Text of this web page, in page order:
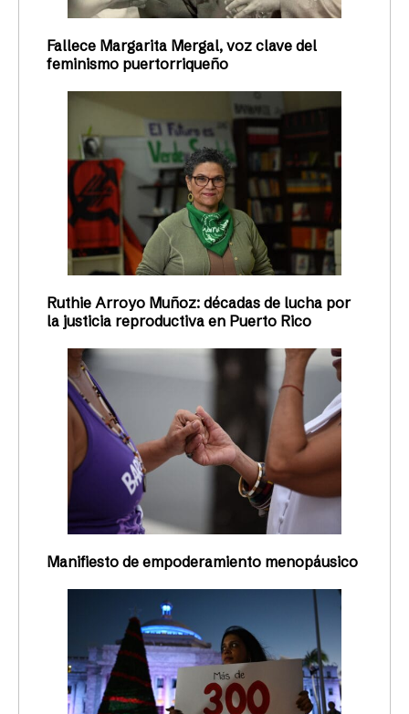
Fallece Margarita Mergal, voz clave del
feminismo puertorriqueño
Ruthie Arroyo Muñoz: décadas de lucha por
la justicia reproductiva en Puerto Rico
Manifiesto de empoderamiento menopáusico